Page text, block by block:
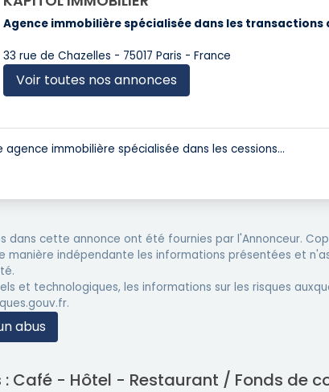
Agence immobilière spécialisée dans les transactions
33 rue de Chazelles - 75017 Paris - France
Voir toutes nos annonces
agence immobilière spécialisée dans les cessions...
dans cette annonce ont été fournies par l'Annonceur.
manière indépendante les informations présentées et
et technologiques, les informations sur les risques
abus
: Café - Hôtel - Restaurant / Fonds de